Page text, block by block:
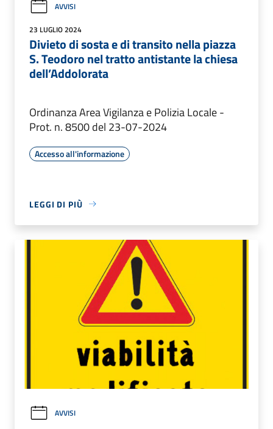
AVVISI
23 LUGLIO 2024
Divieto di sosta e di transito nella piazza
S. Teodoro nel tratto antistante la chiesa
dell’Addolorata
Ordinanza Area Vigilanza e Polizia Locale -
Prot. n. 8500 del 23-07-2024
Accesso all'informazione
LEGGI DI PIÙ
AVVISI